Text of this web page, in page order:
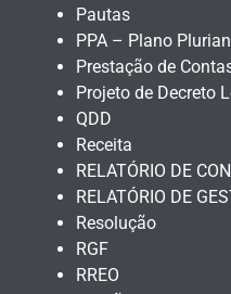
Pautas
PPA – Plano
Prestação de
Projeto de Decreto
QDD
Receita
RELATÓRIO DE
RELATÓRIO DE
Resolução
RGF
RREO